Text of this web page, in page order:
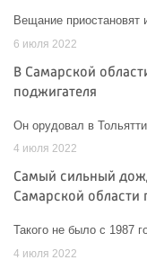
Вещание приостановят
6 июля 2022
В Самарской
поджигателя
Он орудовал в Тольятти
4 июля 2022
Самый сильный
Самарской области
Такого не было с 1987
4 июля 2022